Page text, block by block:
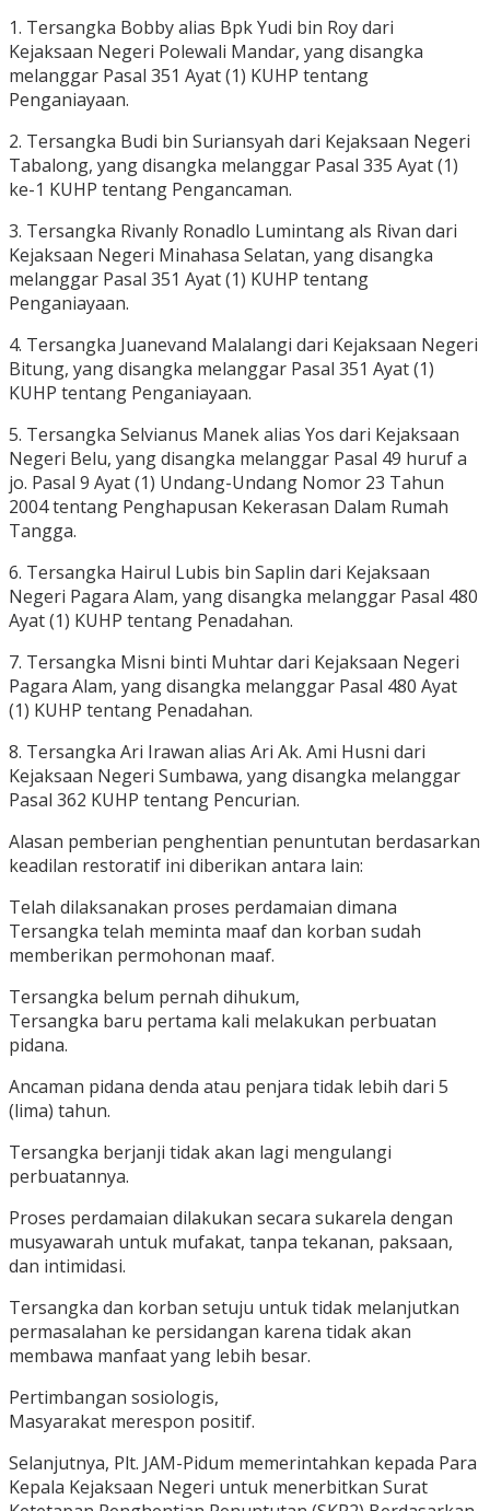
1. Tersangka Bobby alias Bpk Yudi bin Roy dari
Kejaksaan Negeri Polewali Mandar, yang disangka
melanggar Pasal 351 Ayat (1) KUHP tentang
Penganiayaan.
2. Tersangka Budi bin Suriansyah dari Kejaksaan Negeri
Tabalong, yang disangka melanggar Pasal 335 Ayat (1)
ke-1 KUHP tentang Pengancaman.
3. Tersangka Rivanly Ronadlo Lumintang als Rivan dari
Kejaksaan Negeri Minahasa Selatan, yang disangka
melanggar Pasal 351 Ayat (1) KUHP tentang
Penganiayaan.
4. Tersangka Juanevand Malalangi dari Kejaksaan Negeri
Bitung, yang disangka melanggar Pasal 351 Ayat (1)
KUHP tentang Penganiayaan.
5. Tersangka Selvianus Manek alias Yos dari Kejaksaan
Negeri Belu, yang disangka melanggar Pasal 49 huruf a
jo. Pasal 9 Ayat (1) Undang-Undang Nomor 23 Tahun
2004 tentang Penghapusan Kekerasan Dalam Rumah
Tangga.
6. Tersangka Hairul Lubis bin Saplin dari Kejaksaan
Negeri Pagara Alam, yang disangka melanggar Pasal 480
Ayat (1) KUHP tentang Penadahan.
7. Tersangka Misni binti Muhtar dari Kejaksaan Negeri
Pagara Alam, yang disangka melanggar Pasal 480 Ayat
(1) KUHP tentang Penadahan.
8. Tersangka Ari Irawan alias Ari Ak. Ami Husni dari
Kejaksaan Negeri Sumbawa, yang disangka melanggar
Pasal 362 KUHP tentang Pencurian.
Alasan pemberian penghentian penuntutan berdasarkan
keadilan restoratif ini diberikan antara lain:
Telah dilaksanakan proses perdamaian dimana
Tersangka telah meminta maaf dan korban sudah
memberikan permohonan maaf.
Tersangka belum pernah dihukum,
Tersangka baru pertama kali melakukan perbuatan
pidana.
Ancaman pidana denda atau penjara tidak lebih dari 5
(lima) tahun.
Tersangka berjanji tidak akan lagi mengulangi
perbuatannya.
Proses perdamaian dilakukan secara sukarela dengan
musyawarah untuk mufakat, tanpa tekanan, paksaan,
dan intimidasi.
Tersangka dan korban setuju untuk tidak melanjutkan
permasalahan ke persidangan karena tidak akan
membawa manfaat yang lebih besar.
Pertimbangan sosiologis,
Masyarakat merespon positif.
Selanjutnya, Plt. JAM-Pidum memerintahkan kepada Para
Kepala Kejaksaan Negeri untuk menerbitkan Surat